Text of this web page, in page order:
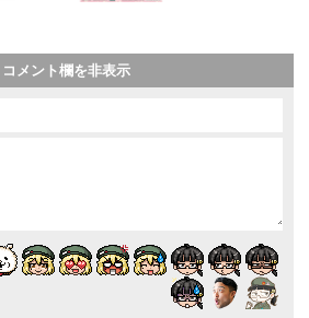
コメント欄を非表示